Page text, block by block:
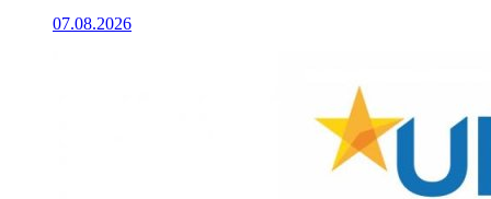
07.08.2026